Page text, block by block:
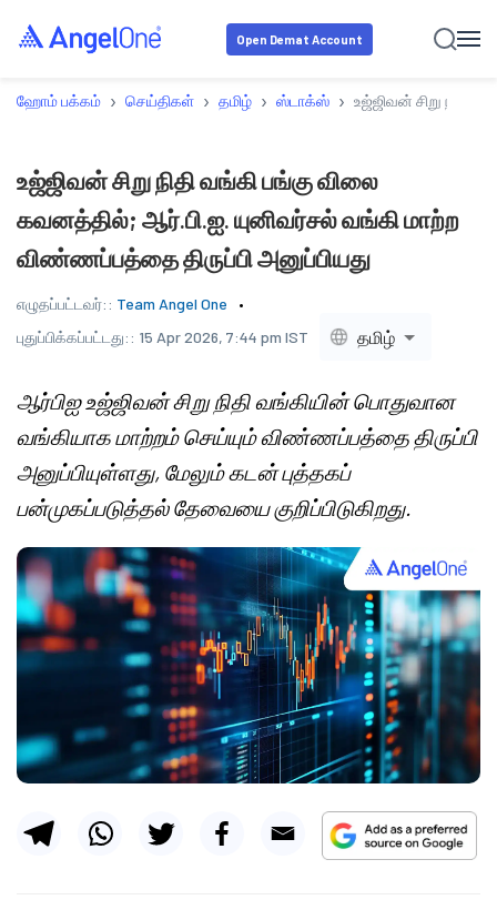
Open Demat Account
ஹோம் பக்கம் › செய்திகள் › தமிழ் › ஸ்டாக்ஸ் › உஜ்ஜிவன் சிறு நிதி
உஜ்ஜிவன் சிறு நிதி வங்கி பங்கு விலை
கவனத்தில்; ஆர்.பி.ஐ. யுனிவர்சல் வங்கி மாற்ற
விண்ணப்பத்தை திருப்பி அனுப்பியது
எழுதப்பட்டவர்:: Team Angel One
புதுப்பிக்கப்பட்டது:: 15 Apr 2026, 7:44 pm IST தமிழ்
ஆர்பிஐ உஜ்ஜிவன் சிறு நிதி வங்கியின் பொதுவான
வங்கியாக மாற்றம் செய்யும் விண்ணப்பத்தை திருப்பி
அனுப்பியுள்ளது, மேலும் கடன் புத்தகப்
பன்முகப்படுத்தல் தேவையை குறிப்பிடுகிறது.